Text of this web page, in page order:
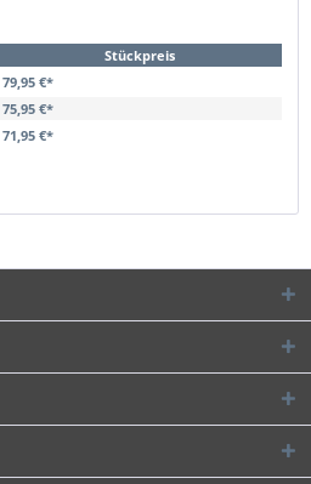
Stückpreis
79,95 €*
75,95 €*
71,95 €*